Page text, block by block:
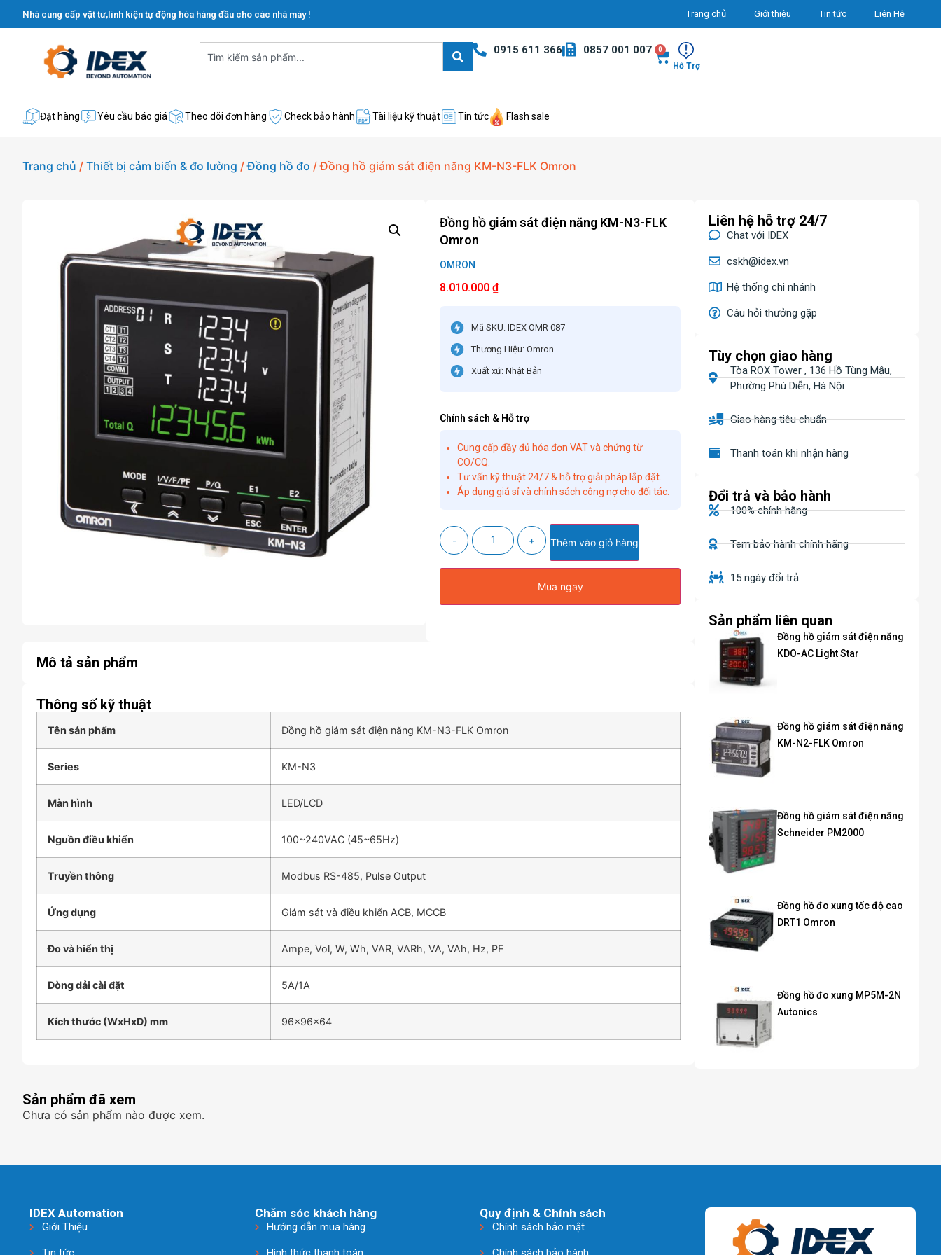
Nhà cung cấp vật tư,linh kiện tự động hóa hàng đầu cho các nhà máy ! Trang chủ Giới thiệu Tin tức Liên Hệ
0915 611 366 0857 001 007 0
Hỗ Trợ
Đặt hàng Yêu cầu báo giá Theo dõi đơn hàng Check bảo hành Tài liệu kỹ thuật Tin tức Flash sale
Trang chủ / Thiết bị cảm biến & đo lường /Đồng hồ đo / Đồng hồ giám sát điện năng KM-N3-FLK Omron
Đồng hồ giám sát điện năng KM-N3-FLK
Omron
OMRON
8.010.000 ₫
Mã SKU: IDEX OMR 087
Thương Hiệu: Omron
Xuất xứ: Nhật Bản
Chính sách & Hỗ trợ
Cung cấp đầy đủ hóa đơn VAT và chứng từ
CO/CQ.
Tư vấn kỹ thuật 24/7 & hỗ trợ giải pháp lắp đặt.
Áp dụng giá sỉ và chính sách công nợ cho đối tác.
- + Thêm vào giỏ hàng
Mua ngay
Mô tả sản phẩm
Thông số kỹ thuật
Tên sản phẩm Đồng hồ giám sát điện năng KM-N3-FLK Omron
Series KM-N3
Màn hình LED/LCD
Nguồn điều khiển 100~240VAC (45~65Hz)
Truyền thông Modbus RS-485, Pulse Output
Ứng dụng Giám sát và điều khiển ACB, MCCB
Đo và hiển thị Ampe, Vol, W, Wh, VAR, VARh, VA, VAh, Hz, PF
Dòng dải cài đặt 5A/1A
Kích thước (WxHxD) mm 96x96x64
Sản phẩm đã xem
Chưa có sản phẩm nào được xem.
Liên hệ hỗ trợ 24/7
Chat với IDEX
cskh@idex.vn
Hệ thống chi nhánh
Câu hỏi thưởng gặp
Tùy chọn giao hàng
Tòa ROX Tower , 136 Hồ Tùng Mậu,
Phường Phú Diễn, Hà Nội
Giao hàng tiêu chuẩn
Thanh toán khi nhận hàng
Đổi trả và bảo hành
100% chính hãng
Tem bảo hành chính hãng
15 ngày đổi trả
Sản phẩm liên quan
Đồng hồ giám sát điện năng
KDO-AC Light Star
Đồng hồ giám sát điện năng
KM-N2-FLK Omron
Đồng hồ giám sát điện năng
Schneider PM2000
Đồng hồ đo xung tốc độ cao
DRT1 Omron
Đồng hồ đo xung MP5M-2N
Autonics
IDEX Automation
Giới Thiệu
Chăm sóc khách hàng
Hướng dẫn mua hàng
Quy định & Chính sách
Chính sách bảo mật